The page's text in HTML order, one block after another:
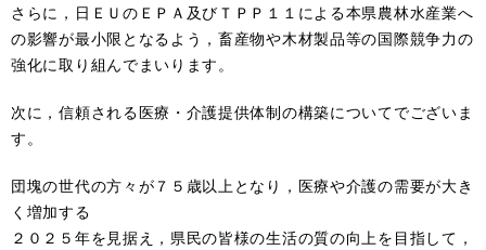
さらに，日ＥＵのＥＰＡ及びＴＰＰ１１による本県農林水産業へ
の影響が最小限となるよう，畜産物や木材製品等の国際競争力の
強化に取り組んでまいります。
次に，信頼される医療・介護提供体制の構築についてでございま
す。
団塊の世代の方々が７５歳以上となり，医療や介護の需要が大き
く増加する
２０２５年を見据え，県民の皆様の生活の質の向上を目指して，